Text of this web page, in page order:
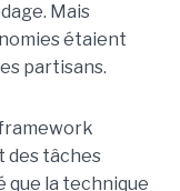
Mais
étaient
partisans.
des tâches
que la technique